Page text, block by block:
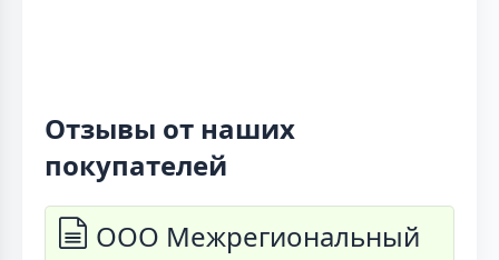
Отзывы от наших
покупателей
ООО Межрегиональный